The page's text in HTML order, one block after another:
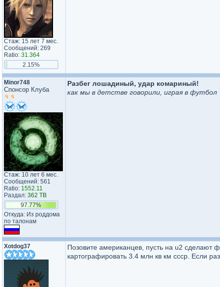
Стаж: 15 лет 7 мес.
Сообщений: 269
Ratio: 31.364
2.15%
Minor748
Спонсор Клуба
Стаж: 10 лет 6 мес.
Сообщений: 561
Ratio: 1552.11
Раздал: 362 TB
97.77%
Откуда: Из роддома
по талонам
Разбег лошадиный, удар комариный!
как мы в детстве говорили, играя в футбол
Xotdog37
Позовите американцев, пусть на u2 сделают
картографировать 3.4 млн кв км ссср. Если